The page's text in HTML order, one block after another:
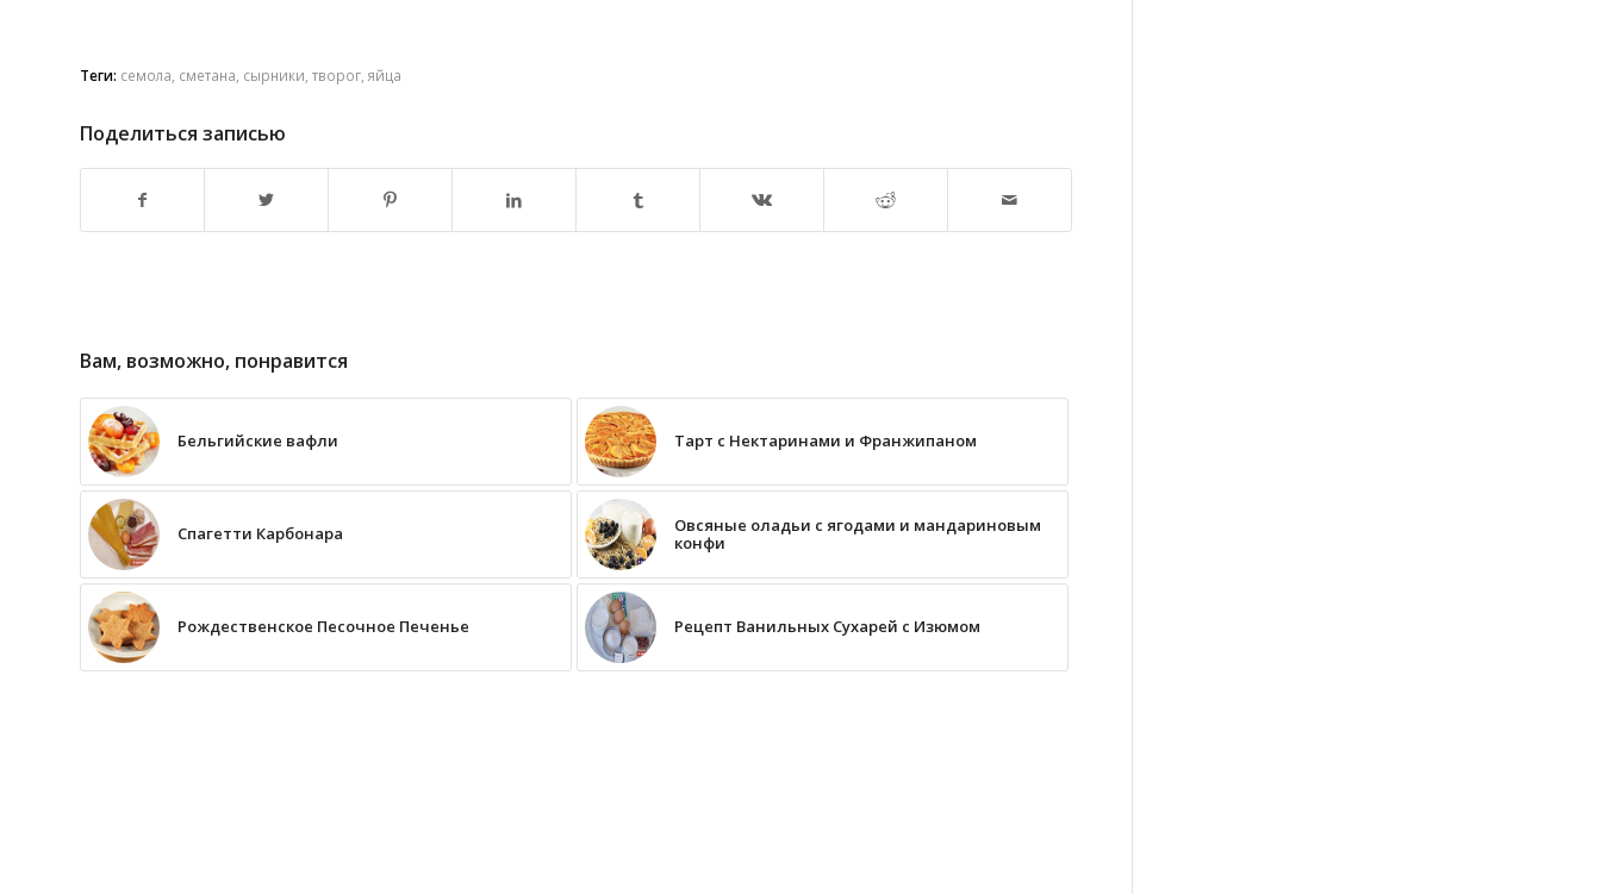
Теги: семола сметана сырники творог яйца
Поделиться записью
Вам, возможно, понравится
Бельгийские вафли Тарт с Нектаринами и Франжипаном
Спагетти Карбонара
Овсяные оладьи с ягодами и мандариновым
конфи
Рождественское Песочное Печенье Рецепт Ванильных Сухарей с Изюмом